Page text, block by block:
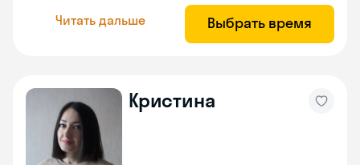
Читать дальше Выбрать время
Кристина